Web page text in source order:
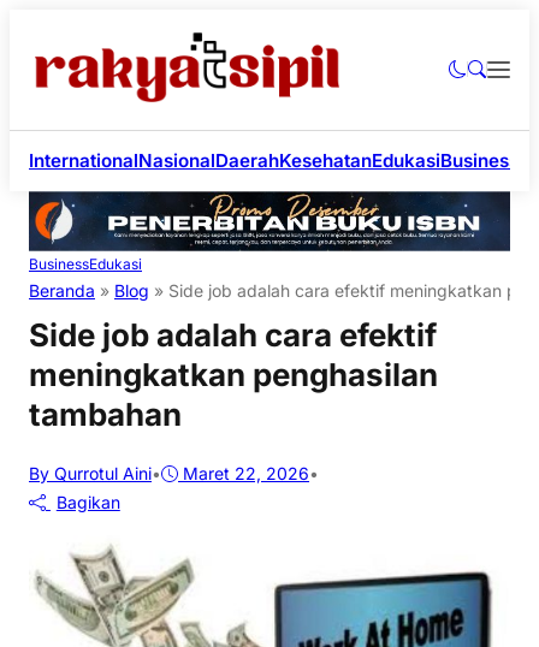
InternationalNasionalDaerahKesehatanEdukasiBusiness
BusinessEdukasi
Beranda » Blog » Side job adalah cara efektif meningkatkan
Side job adalah cara efektif
meningkatkan penghasilan
tambahan
By Qurrotul Aini• Maret 22, 2026•
Bagikan